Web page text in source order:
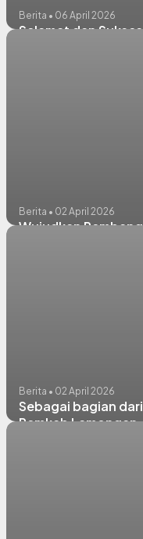
Berita • 06 April 2026
Selamat dan
Berita • 02 April 2026
Wujudkan
Berita • 02 April 2026
Sebagai bagian
Pemkab Lamongan